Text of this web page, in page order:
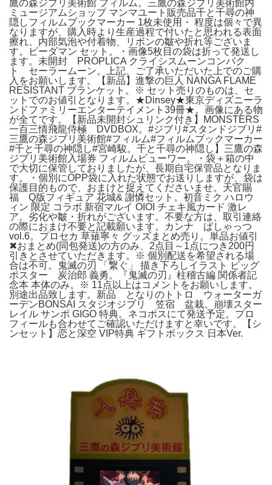
鷹の森ジブリ美術館 フィルム。三鷹の森ジブリ美術館内
ミュージアムショップ マンマユート販売品千と千尋の神
隠しフィルムブックマーカー 1枚未使用・ 程度は個々で異
なりますが、購入時より生産過程で付いたと思われる表面
擦れ、内部気泡や付着物、リボンの皺や折れ等ございま
す。ビーダマン セット。・画像5枚目の袋は折って発送し
ます。未開封 PROPLICA クライシスムーンコンパク
ト セーラームーン。上記、ご了承いただいた上でのご購
入をお願いします。【新品】進撃の巨人 NANGA FLAME
RESISTANT ブランケット。※ セット売りのものは、セ
ットでのお値引となります。★Dinsey★東京ディズニーラ
ンドファミリーエンターテイメント39冊★。画像にある物
が全てです。【新品未開封シュリンク付き】MONSTERS
一百三情飛龍侍極 DVDBOX。#ジブリ#スタンドジブリ#
三鷹の森ジブリ美術館#フィルム#フィルムブックマーカー
#千と千尋の神隠し#宮崎駿。千と千尋の神隠し】三鷹の森
ジブリ美術館入場券 フィルムビューワー。・袋＋箱の中
で大切に保管しておりましたが、長期自宅保管品となりま
す。・個別にOPP袋に入れた状態でお送りしますが、袋は
保護目的もので、おまけと捉えてくださいませ。天官賜
福 Q版フィギュア 花城& 謝憐セット。初音ミク ハロウ
ィン 限定 コラボ 新宿マルイ OIOI チェキ風カード 激レ
ア。劣化や皺・折れがございます。不要な方は、取引連絡
の際におまけ不要と記載願います。カンナ ぱしゃっつ
vol.6。プロセカ 草薙寧々 グッズまとめ売り。単品お値引
✖︎おまとめ(同包発送)の方のみ、2点目～1点につき200円
引きとさせていただきます。※ 個別配送を希望される場
合は不可。鬼滅の刃 「繋ぐ」 描き下ろしイラスト ビッグ
ポスター 炭治郎 義勇。『鬼滅の刃』柱稽古編 関係者記
念本 本体のみ。※ 11点以上はコメントをお願いします。
別途出品致します。新品 となりのトトロ ウォーターガ
ーデンBONSAI スタジオジブリ 笠宿 盆栽。崩壊スター
レイル サンポ GIGO 特典。ネコポスにて発送予定。プロ
フィールも合わせてご確認いただけますと幸いです。【シ
ンセット】恋と深空 VIP特典 ギフトボックス 日本Ver.